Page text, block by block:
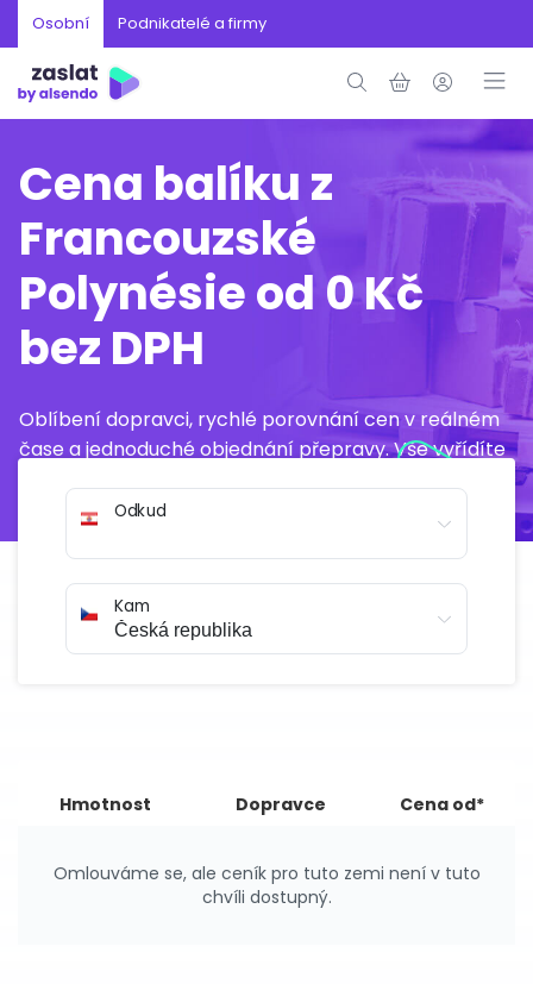
Osobní Podnikatelé a firmy
Cena balíku z
Francouzské
Polynésie od 0 Kč
bez DPH
Oblíbení dopravci, rychlé porovnání cen v reálném
čase a jednoduché objednání přepravy. Vše vyřídíte
Odkud
Kam
Hmotnost Dopravce Cena od*
Omlouváme se, ale ceník pro tuto zemi není v tuto
chvíli dostupný.